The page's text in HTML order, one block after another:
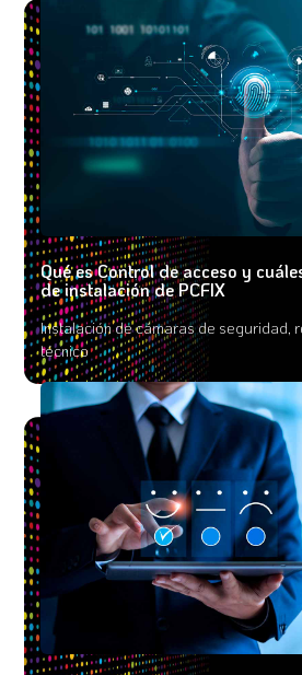
Qué es Control de acceso y
de instalación de PCFIX
Instalación de cámaras de seguridad,
técnico